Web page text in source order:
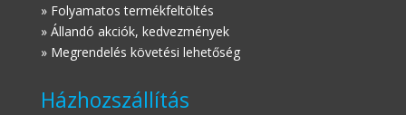
» Folyamatos termékfeltöltés
» Állandó akciók, kedvezmények
» Megrendelés követési lehetőség
Házhozszállítás